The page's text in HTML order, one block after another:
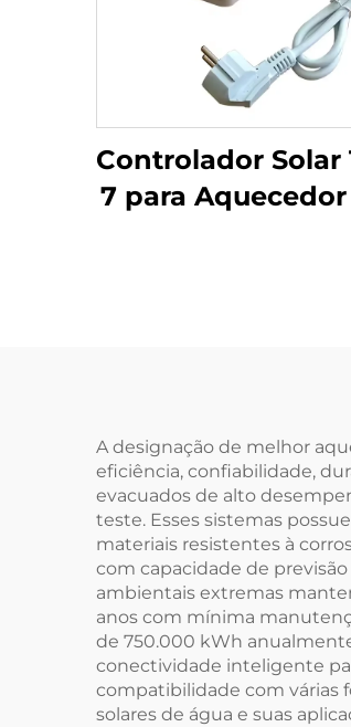
Controlador Solar
7 para
A designação de melhor
eficiência, confiabilidade,
evacuados de alto
teste. Esses sistemas
materiais resistentes à
com capacidade de
ambientais extremas
anos com mínima
de 750.000 kWh
conectividade inteligente
compatibilidade com várias
solares de água e suas